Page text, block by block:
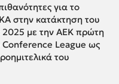
για το
στην κατάκτηση του
2025 με την ΑΕΚ πρώτη
League ως
του